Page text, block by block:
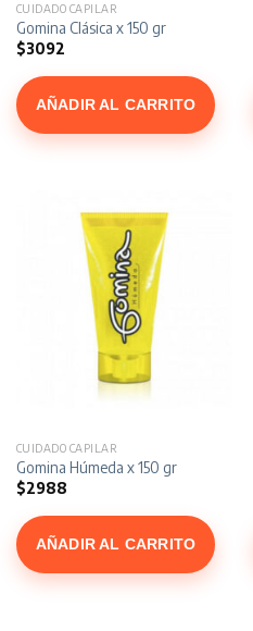
CUIDADO CAPILAR
Gomina Clásica x 150 gr
$3092
AÑADIR AL CARRITO
CUIDADO CAPILAR
Gomina Húmeda x 150 gr
$2988
AÑADIR AL CARRITO